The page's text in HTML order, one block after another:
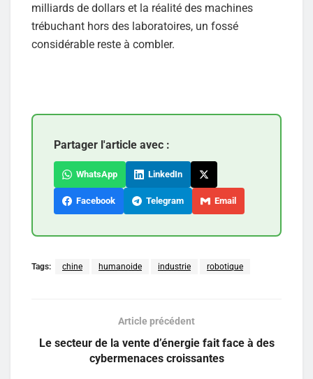
milliards de dollars et la réalité des machines
trébuchant hors des laboratoires, un fossé
considérable reste à combler.
Partager l'article avec :
WhatsApp LinkedIn
Facebook Telegram Email
Tags: chine humanoide industrie robotique
Article précédent
Le secteur de la vente d’énergie fait face à des
cybermenaces croissantes